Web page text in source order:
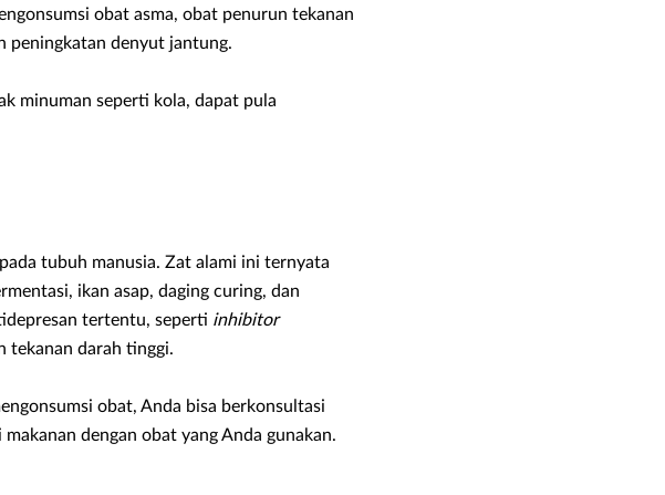
obat asma, obat penurun tekanan
peningkatan denyut jantung.
minuman seperti kola, dapat pula
tubuh manusia. Zat alami ini ternyata
ikan asap, daging curing, dan
tertentu, seperti inhibitor
tekanan darah tinggi.
obat, Anda bisa berkonsultasi
dengan obat yang Anda gunakan.